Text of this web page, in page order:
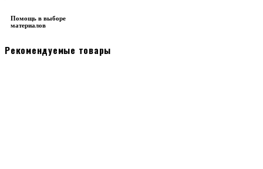
Помощь в выборе
материалов
Рекомендуемые товары